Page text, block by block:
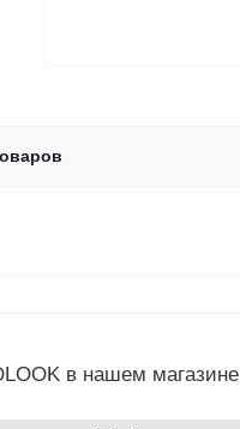
в нашем магазине